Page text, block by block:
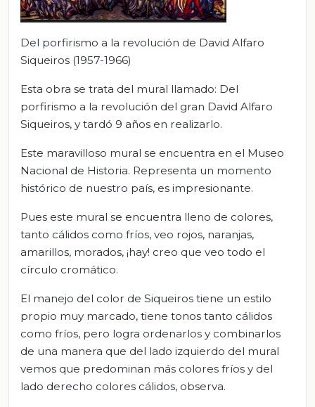
Del porfirismo a la revolución de David Alfaro
Siqueiros (1957-1966)
Esta obra se trata del mural llamado: Del
porfirismo a la revolución del gran David Alfaro
Siqueiros, y tardó 9 años en realizarlo.
Este maravilloso mural se encuentra en el Museo
Nacional de Historia. Representa un momento
histórico de nuestro país, es impresionante.
Pues este mural se encuentra lleno de colores,
tanto cálidos como fríos, veo rojos, naranjas,
amarillos, morados, ¡hay! creo que veo todo el
círculo cromático.
El manejo del color de Siqueiros tiene un estilo
propio muy marcado, tiene tonos tanto cálidos
como fríos, pero logra ordenarlos y combinarlos
de una manera que del lado izquierdo del mural
vemos que predominan más colores fríos y del
lado derecho colores cálidos, observa.